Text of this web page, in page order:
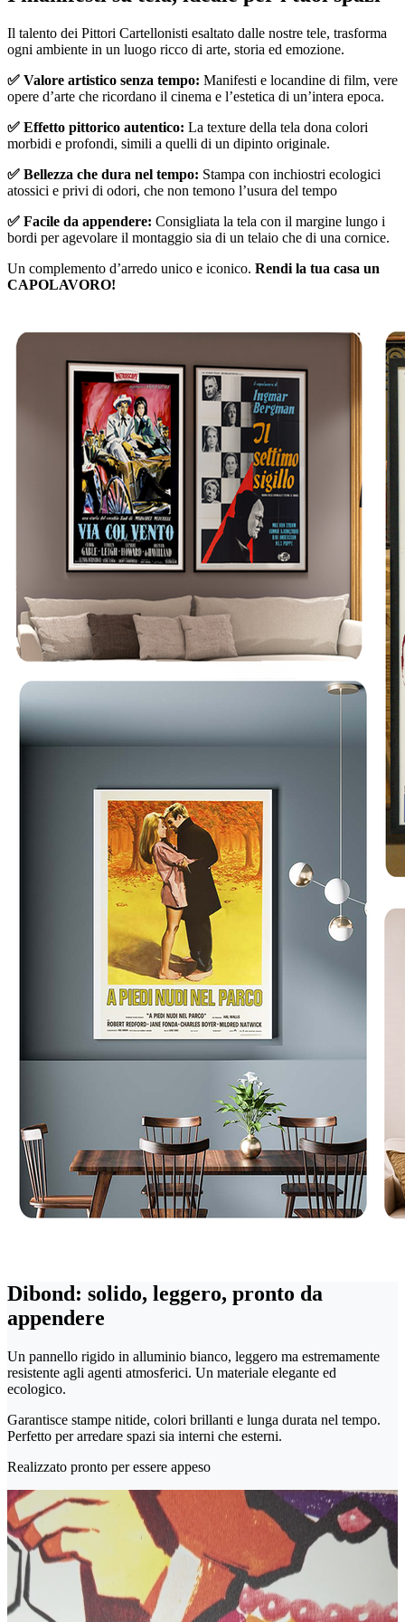
Il talento dei Pittori Cartellonisti esaltato dalle nostre tele, trasforma
ogni ambiente in un luogo ricco di arte, storia ed emozione.
✅ Valore artistico senza tempo: Manifesti e locandine di film, vere
opere d’arte che ricordano il cinema e l’estetica di un’intera epoca.
✅ Effetto pittorico autentico: La texture della tela dona colori
morbidi e profondi, simili a quelli di un dipinto originale.
✅ Bellezza che dura nel tempo: Stampa con inchiostri ecologici
atossici e privi di odori, che non temono l’usura del tempo
✅ Facile da appendere: Consigliata la tela con il margine lungo i
bordi per agevolare il montaggio sia di un telaio che di una cornice.
Un complemento d’arredo unico e iconico. Rendi la tua casa un
CAPOLAVORO!
Dibond: solido, leggero, pronto da
appendere
Un pannello rigido in alluminio bianco, leggero ma estremamente
resistente agli agenti atmosferici. Un materiale elegante ed
ecologico.
Garantisce stampe nitide, colori brillanti e lunga durata nel tempo.
Perfetto per arredare spazi sia interni che esterni.
Realizzato pronto per essere appeso